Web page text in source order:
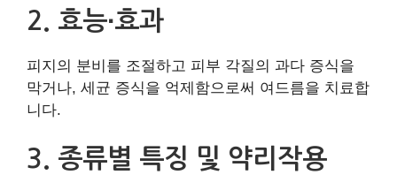
2. 효능∙효과
피지의 분비를 조절하고 피부 각질의 과다 증식을
막거나, 세균 증식을 억제함으로써 여드름을 치료합
니다.
3. 종류별 특징 및 약리작용